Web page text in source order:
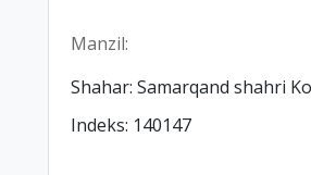
Manzil:
Shahar: Samarqand shahri
Indeks: 140147